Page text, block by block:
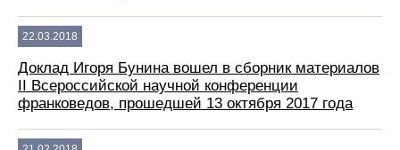
22.03.2018
Доклад Игоря Бунина вошел в сборник материалов
II Всероссийской научной конференции
франковедов, прошедшей 13 октября 2017 года